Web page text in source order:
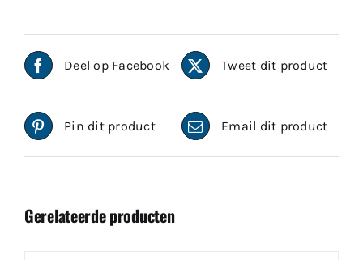
Deel op Facebook Tweet dit product
Pin dit product Email dit product
Gerelateerde producten